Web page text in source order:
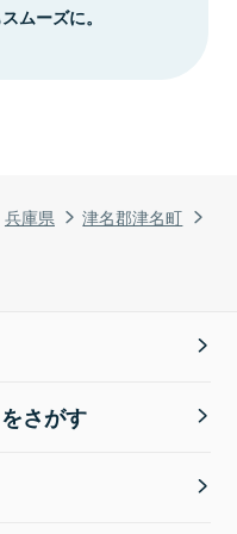
兵庫県
津名郡津名町
ムーズに。
さがす